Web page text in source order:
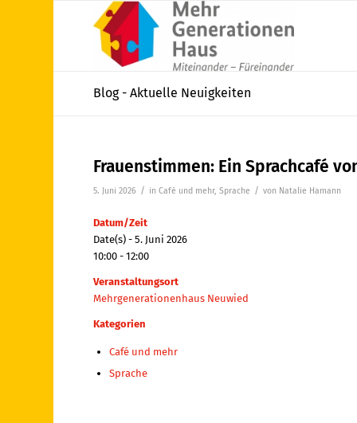
Blog - Aktuelle Neuigkeiten
Frauenstimmen: Ein Sprachcafé
5. Juni 2026 / inCafé und mehr,Sprache / von Natalie Hamann
Datum/Zeit
Date(s) - 5. Juni 2026
10:00 - 12:00
Veranstaltungsort
Mehrgenerationenhaus Neuwied
Kategorien
Café und mehr
Sprache